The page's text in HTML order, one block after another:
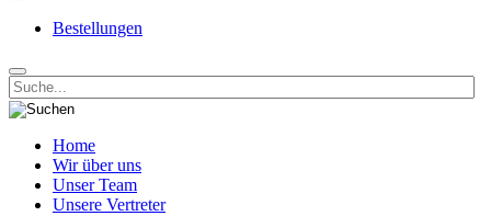
Bestellungen
Home
Wir über uns
Unser Team
Unsere Vertreter